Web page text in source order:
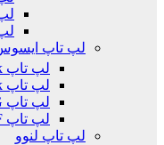
لپ تاپ
لپ تاپ VivoBook
لپ تاپ ZenBook
لپ تاپ ROG
لپ تاپ TUF
لپ تاپ لنوو